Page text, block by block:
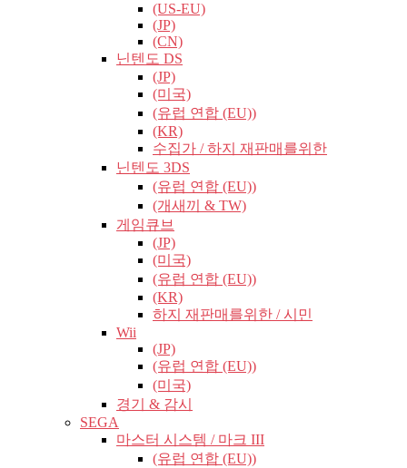
(US-EU)
(JP)
(CN)
닌텐도 DS
(JP)
(미국)
(유럽​​ 연합 (EU))
(KR)
수집가 / 하지 재판매를위한
닌텐도 3DS
(유럽​​ 연합 (EU))
(개새끼 & TW)
게임큐브
(JP)
(미국)
(유럽​​ 연합 (EU))
(KR)
하지 재판매를위한 / 시민
Wii
(JP)
(유럽​​ 연합 (EU))
(미국)
경기 & 감시
SEGA
마스터 시스템 / 마크 III
(유럽​​ 연합 (EU))